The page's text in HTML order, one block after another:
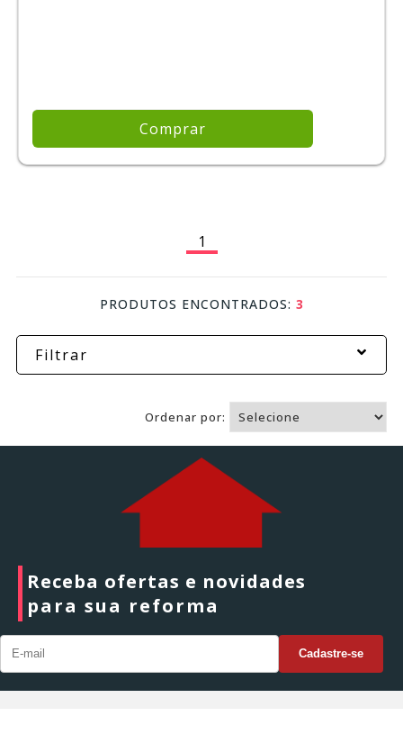
Comprar
1
PRODUTOS ENCONTRADOS: 3
Filtrar
Ordenar por:
Receba ofertas e novidades
para sua reforma